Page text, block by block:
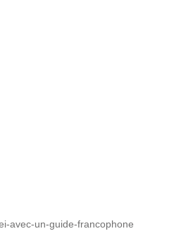
avec-un-guide-francophone